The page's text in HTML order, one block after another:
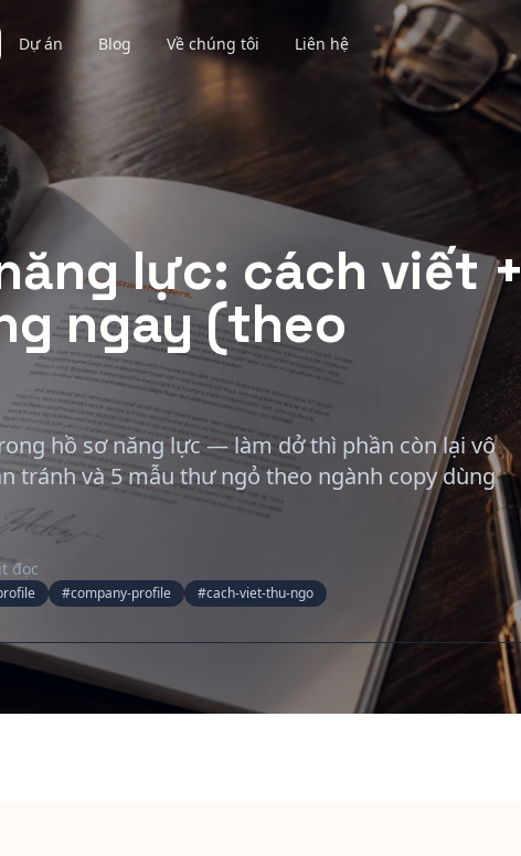
Dự án Blog Về chúng tôi Liên hệ
lực: cách viết +
ngay (theo
hồ sơ năng lực — làm dở thì phần còn lại vô
tránh và 5 mẫu thư ngỏ theo ngành copy dùng
đọc
#company-profile #cach-viet-thu-ngo